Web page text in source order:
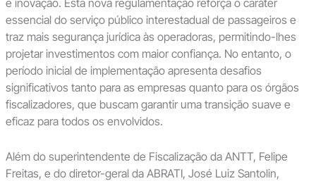
e inovação. Esta nova regulamentação reforça o caráter
essencial do serviço público interestadual de passageiros e
traz mais segurança jurídica às operadoras, permitindo-lhes
projetar investimentos com maior confiança. No entanto, o
período inicial de implementação apresenta desafios
significativos tanto para as empresas quanto para os órgãos
fiscalizadores, que buscam garantir uma transição suave e
eficaz para todos os envolvidos.
Além do superintendente de Fiscalização da ANTT, Felipe
Freitas, e do diretor-geral da ABRATI, José Luiz Santolin,